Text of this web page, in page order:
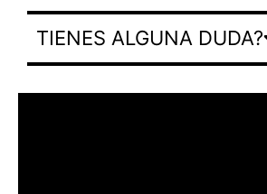
TIENES ALGUNA DUDA?